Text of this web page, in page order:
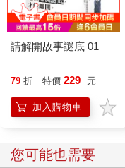
請解開故事謎底 01
79 折 特價 229 元
加入購物車
您可能也需要